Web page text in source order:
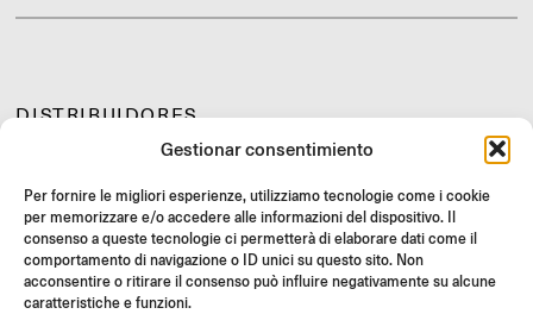
Gestionar consentimiento
Per fornire le migliori esperienze, utilizziamo tecnologie come i cookie
per memorizzare e/o accedere alle informazioni del dispositivo. Il
consenso a queste tecnologie ci permetterà di elaborare dati come il
comportamento di navigazione o ID unici su questo sito. Non
acconsentire o ritirare il consenso può influire negativamente su alcune
caratteristiche e funzioni.
DISTRIBUIDORES
SOPORTE Y FAQ
REVOLUCIONES
INSTRUCCIONES DE MONTAJE
GIFT CARD
OFERTAS LIMITADAS